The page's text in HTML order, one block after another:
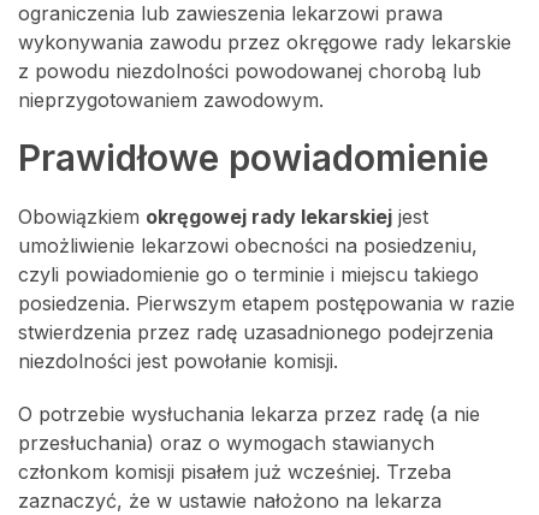
ograniczenia lub zawieszenia lekarzowi prawa
wykonywania zawodu przez okręgowe rady lekarskie
z powodu niezdolności powodowanej chorobą lub
nieprzygotowaniem zawodowym.
Prawidłowe powiadomienie
Obowiązkiem okręgowej rady lekarskiej jest
umożliwienie lekarzowi obecności na posiedzeniu,
czyli powiadomienie go o terminie i miejscu takiego
posiedzenia. Pierwszym etapem postępowania w razie
stwierdzenia przez radę uzasadnionego podejrzenia
niezdolności jest powołanie komisji.
O potrzebie wysłuchania lekarza przez radę (a nie
przesłuchania) oraz o wymogach stawianych
członkom komisji pisałem już wcześniej. Trzeba
zaznaczyć, że w ustawie nałożono na lekarza